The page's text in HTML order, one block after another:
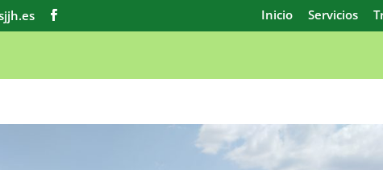
Inicio Servicios